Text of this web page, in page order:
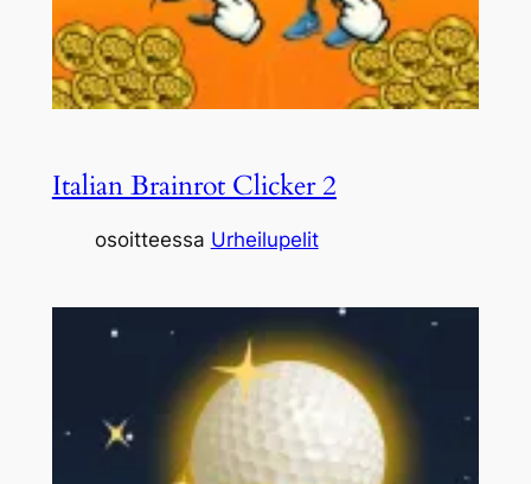
Italian Brainrot Clicker 2
osoitteessa Urheilupelit